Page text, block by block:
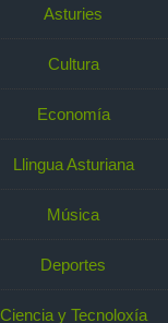
Asturies
Cultura
Economía
Llingua Asturiana
Música
Deportes
Ciencia y Tecnoloxía